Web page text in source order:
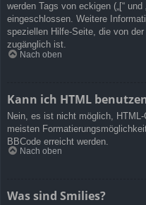
werden Tags von eckigen („[“ und
eingeschlossen. Weitere
speziellen Hilfe-Seite, die von
zugänglich ist.
Nach oben
Kann ich HTML
Nein, es ist nicht möglich,
meisten
BBCode erreicht werden.
Nach oben
Was sind Smilies?